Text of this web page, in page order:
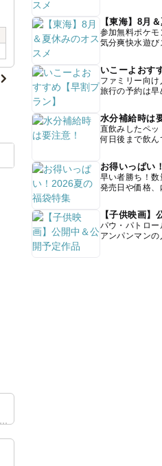
【東海】8月
参加無料ポケ
気分爽快水遊び
いこーよおす
ファミリー向け
旅行の予約は
水分補給時は
直飲みしたペッ
何日後まで飲ん
お得いっぱい
早い者勝ち！
発売日や価格
【子供映画】
パウ・パトロー
アンパンマンの